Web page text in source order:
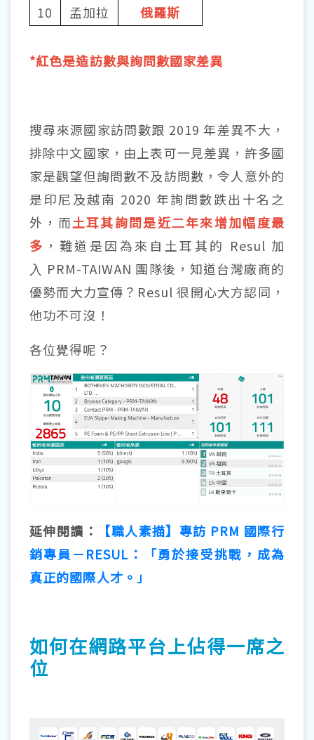
10
孟加拉 俄羅斯
*紅色是造訪數與詢問數國家差異
搜尋來源國家訪問數跟 2019 年差異不大，
排除中文國家，由上表可一見差異，許多國
家是觀望但詢問數不及訪問數，令人意外的
是印尼及越南 2020 年詢問數跌出十名之
外，而土耳其詢問是近⼆年來增加幅度最
多 ，難道是因為來自土耳其的 Resul 加
⼊ PRM-TAIWAN 團隊後，知道台灣廠商的
優勢而大力宣傳？Resul 很開心大方認同，
他功不可沒！
各位覺得呢？
延伸閱讀：
【職人素描】專訪 PRM 國際行
銷專員－RESUL：「勇於接受挑戰，成為
真正的國際人才。」
如何在網路平台上佔得⼀席之
位